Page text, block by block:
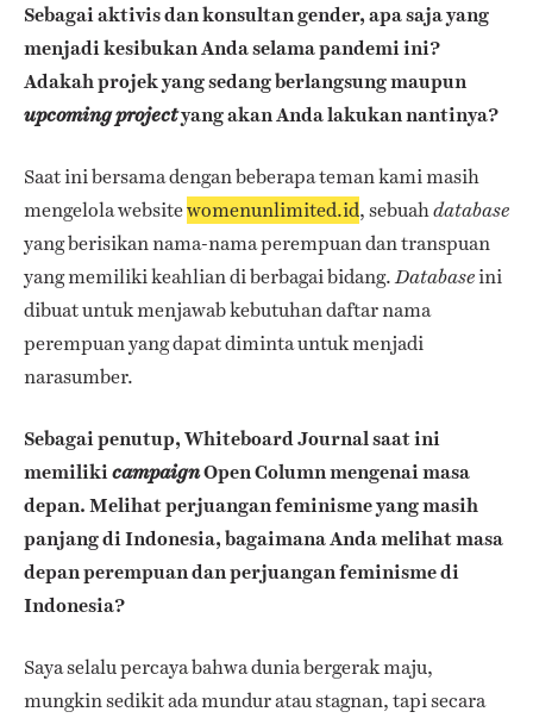
Sebagai aktivis dan konsultan gender, apa saja yang
menjadi kesibukan Anda selama pandemi ini?
Adakah projek yang sedang berlangsung maupun
upcoming projectyang akan Anda lakukan nantinya?
Saat ini bersama dengan beberapa teman kami masih
mengelola websitewomenunlimited.id, sebuahdatabase
yang berisikan nama-nama perempuan dan transpuan
yang memiliki keahlian di berbagai bidang.Databaseini
dibuat untuk menjawab kebutuhan daftar nama
perempuan yang dapat diminta untuk menjadi
narasumber.
Sebagai penutup, Whiteboard Journal saat ini
memilikicampaignOpen Column mengenai masa
depan. Melihat perjuangan feminisme yang masih
panjang di Indonesia, bagaimana Anda melihat masa
depan perempuan dan perjuangan feminisme di
Indonesia?
Saya selalu percaya bahwa dunia bergerak maju,
mungkin sedikit ada mundur atau stagnan, tapi secara